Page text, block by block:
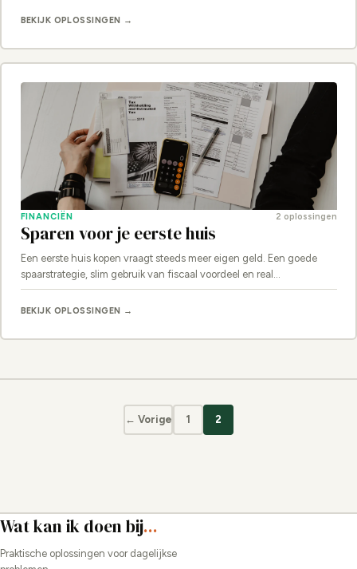
BEKIJK OPLOSSINGEN →
FINANCIËN 2 oplossingen
Sparen voor je eerste huis
Een eerste huis kopen vraagt steeds meer eigen geld. Een goede
spaarstrategie, slim gebruik van fiscaal voordeel en real…
BEKIJK OPLOSSINGEN →
← Vorige 1 2
Wat kan ik doen bij...
Praktische oplossingen voor dagelijkse